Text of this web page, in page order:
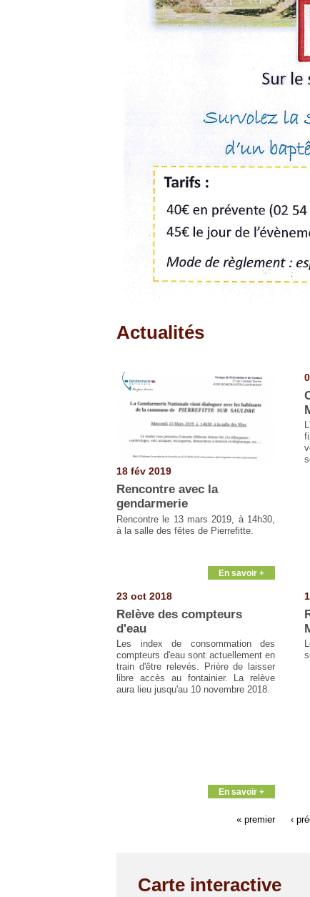
Actualités
18 fév 2019
Rencontre avec la
gendarmerie
Rencontre le 13 mars 2019, à 14h30,
à la salle des fêtes de Pierrefitte.
En savoir +
23 oct 2018
Relève des compteurs
d'eau
Les index de consommation des
compteurs d'eau sont actuellement en
train d'être relevés. Prière de laisser
libre accès au fontainier. La relève
aura lieu jusqu'au 10 novembre 2018.
En savoir +
Pages
« premier ‹
Carte interactive